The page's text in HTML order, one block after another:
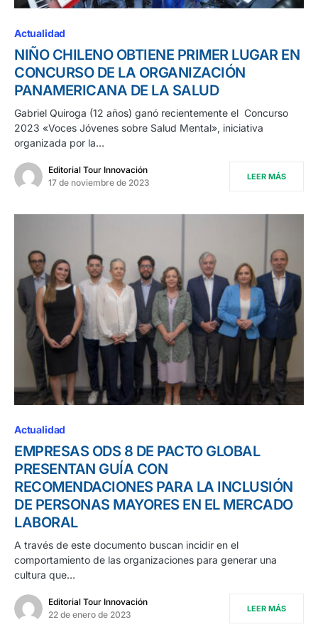
Actualidad
NIÑO CHILENO OBTIENE PRIMER LUGAR EN
CONCURSO DE LA ORGANIZACIÓN
PANAMERICANA DE LA SALUD
Gabriel Quiroga (12 años) ganó recientemente el Concurso
2023 «Voces Jóvenes sobre Salud Mental», iniciativa
organizada por la…
Editorial Tour Innovación
17 de noviembre de 2023
LEER MÁS
Actualidad
EMPRESAS ODS 8 DE PACTO GLOBAL
PRESENTAN GUÍA CON
RECOMENDACIONES PARA LA INCLUSIÓN
DE PERSONAS MAYORES EN EL MERCADO
LABORAL
A través de este documento buscan incidir en el
comportamiento de las organizaciones para generar una
cultura que…
Editorial Tour Innovación
22 de enero de 2023
LEER MÁS